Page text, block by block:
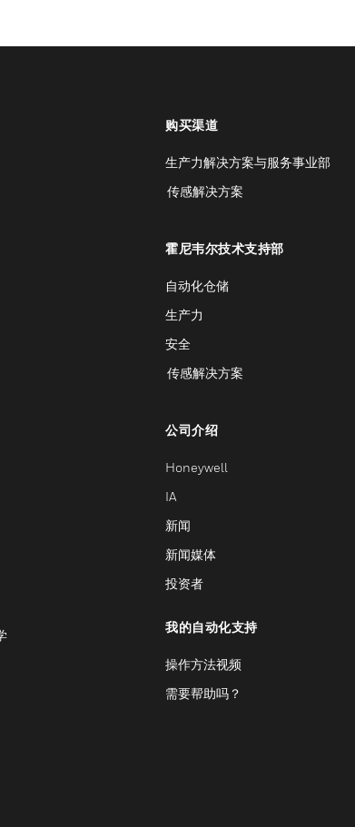
购买渠道
生产力解决方案与服务事业部
传感解决方案
霍尼韦尔技术支持部
自动化仓储
生产力
安全
传感解决方案
公司介绍
Honeywell
IA
新闻
新闻媒体
投资者
我的自动化支持
操作方法视频
需要帮助吗？